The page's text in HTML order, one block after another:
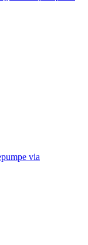
via